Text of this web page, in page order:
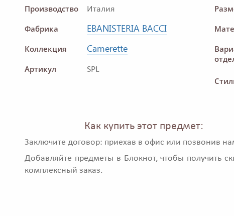
Производство Италия
Фабрика EBANISTERIA BACCI
Коллекция Camerette
Артикул SPL
Как купить этот предмет:
Заключите договор: приехав в офис или позвонив
Добавляйте предметы в Блокнот, чтобы получить
комплексный заказ.